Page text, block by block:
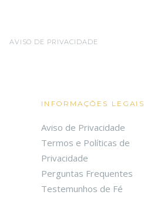
AVISO DE PRIVACIDADE
INFORMAÇÕES LEGAIS
Aviso de Privacidade
Termos e Políticas de
Privacidade
Perguntas Frequentes
Testemunhos de Fé